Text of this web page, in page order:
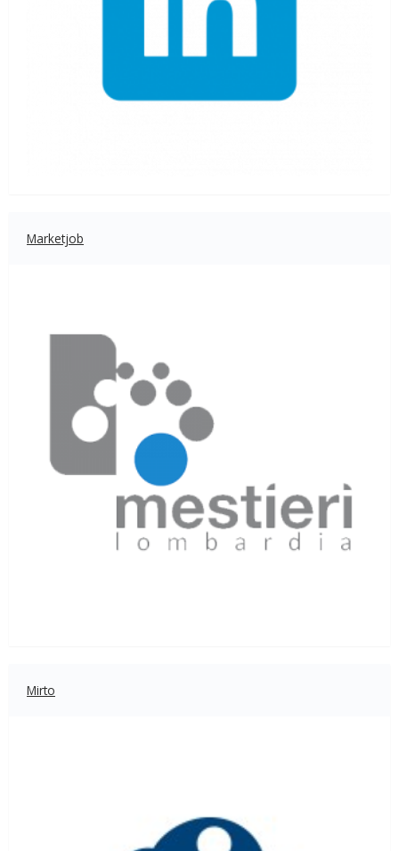
Marketjob
Mirto